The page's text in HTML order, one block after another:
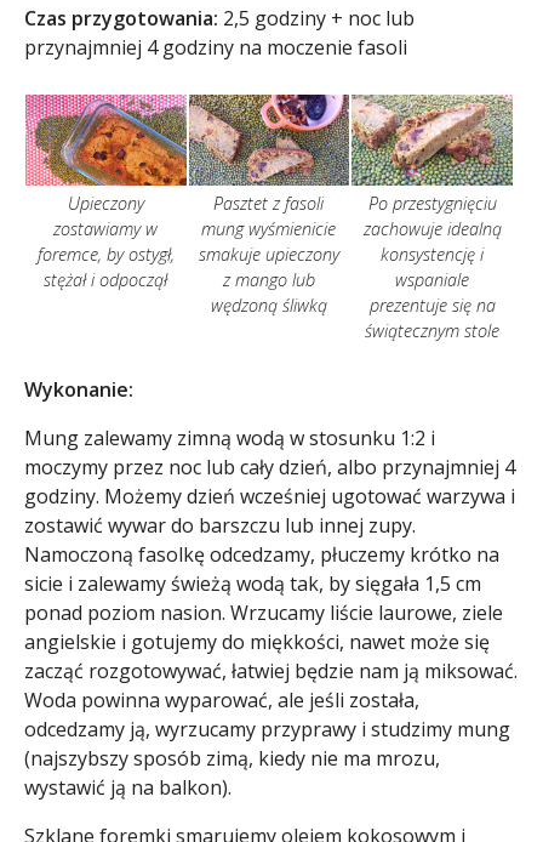
Czas przygotowania: 2,5 godziny + noc lub
przynajmniej 4 godziny na moczenie fasoli
Upieczony
zostawiamy w
foremce, by ostygł,
stężał i odpoczął
Pasztet z fasoli
mung wyśmienicie
smakuje upieczony
z mango lub
wędzoną śliwką
Po przestygnięciu
zachowuje idealną
konsystencję i
wspaniale
prezentuje się na
świątecznym stole
Wykonanie:
Mung zalewamy zimną wodą w stosunku 1:2 i
moczymy przez noc lub cały dzień, albo przynajmniej 4
godziny. Możemy dzień wcześniej ugotować warzywa i
zostawić wywar do barszczu lub innej zupy.
Namoczoną fasolkę odcedzamy, płuczemy krótko na
sicie i zalewamy świeżą wodą tak, by sięgała 1,5 cm
ponad poziom nasion. Wrzucamy liście laurowe, ziele
angielskie i gotujemy do miękkości, nawet może się
zacząć rozgotowywać, łatwiej będzie nam ją miksować.
Woda powinna wyparować, ale jeśli została,
odcedzamy ją, wyrzucamy przyprawy i studzimy mung
(najszybszy sposób zimą, kiedy nie ma mrozu,
wystawić ją na balkon).
Szklane foremki smarujemy olejem kokosowym i